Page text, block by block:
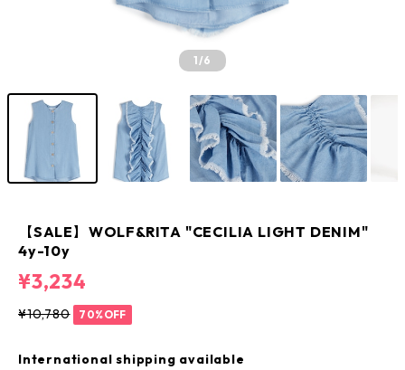
1/6
【SALE】WOLF&RITA "CECILIA LIGHT DENIM"
4y-10y
¥3,234
¥10,780 70%OFF
International shipping available